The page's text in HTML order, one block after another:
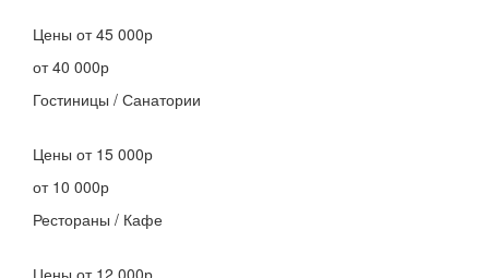
Цены от 45 000р
от 40 000р
Гостиницы / Санатории
Цены от 15 000р
от 10 000р
Рестораны / Кафе
Цены от 12 000р